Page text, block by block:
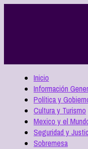
Inicio
Información
Política y
Cultura y Turismo
Mexico y el
Seguridad y
Sobremesa